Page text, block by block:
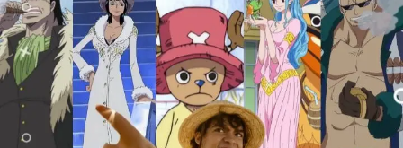
temporadas
tendrá
el
live-
action
de